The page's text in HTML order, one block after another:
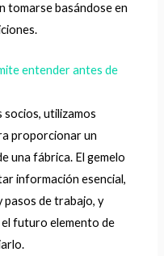
tomarse basándose en
entender antes de
utilizamos
proporcionar un
una fábrica. El gemelo
información esencial,
pasos de trabajo, y
futuro elemento de